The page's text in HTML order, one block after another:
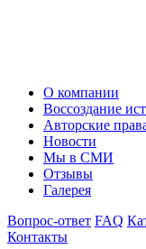
О компании
Воссоздание
Авторские
Новости
Мы в СМИ
Отзывы
Галерея
Вопрос-ответ FAQ
Контакты